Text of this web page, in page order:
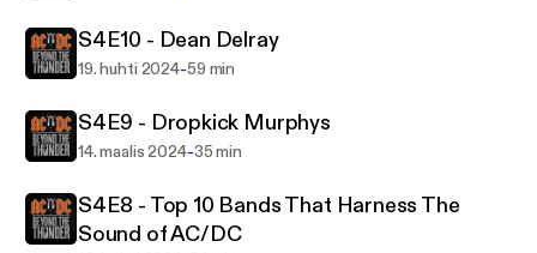
S4E10 - Dean Delray
19. huhti 2024-59 min
S4E9 - Dropkick Murphys
14. maalis 2024-35 min
S4E8 - Top 10 Bands That Harness The
Sound of AC/DC